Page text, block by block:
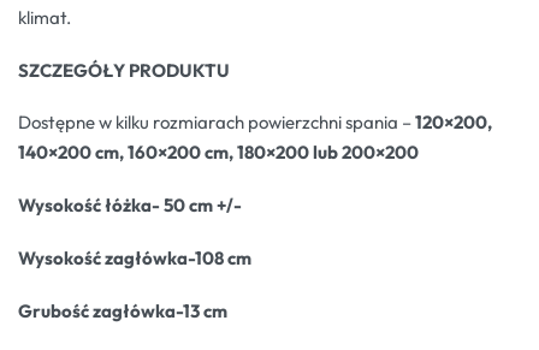
klimat.
SZCZEGÓŁY PRODUKTU
Dostępne w kilku rozmiarach powierzchni spania –120×200,
140×200 cm, 160×200 cm, 180×200 lub 200×200
Wysokość łóżka- 50 cm +/-
Wysokość zagłówka-108 cm
Grubość zagłówka-13 cm